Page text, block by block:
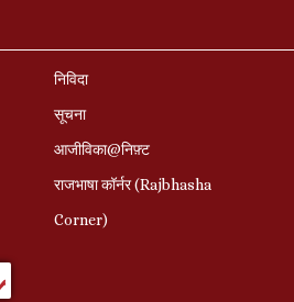
निविदा
सूचना
आजीविका@निफ़्ट
राजभाषा कॉर्नर (Rajbhasha
Corner)